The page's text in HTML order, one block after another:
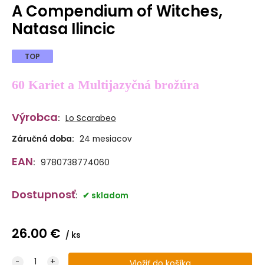
A Compendium of Witches,
Natasa Ilincic
TOP
60 Kariet a Multijazyčná brožúra
Výrobca: Lo Scarabeo
Záručná doba: 24 mesiacov
EAN: 9780738774060
Dostupnosť: skladom
26.00 € ks